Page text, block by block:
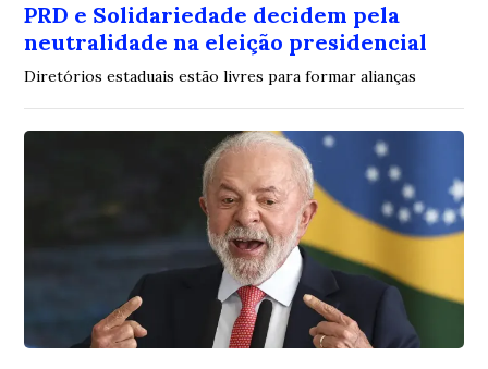
PRD e Solidariedade decidem pela
neutralidade na eleição presidencial
Diretórios estaduais estão livres para formar alianças